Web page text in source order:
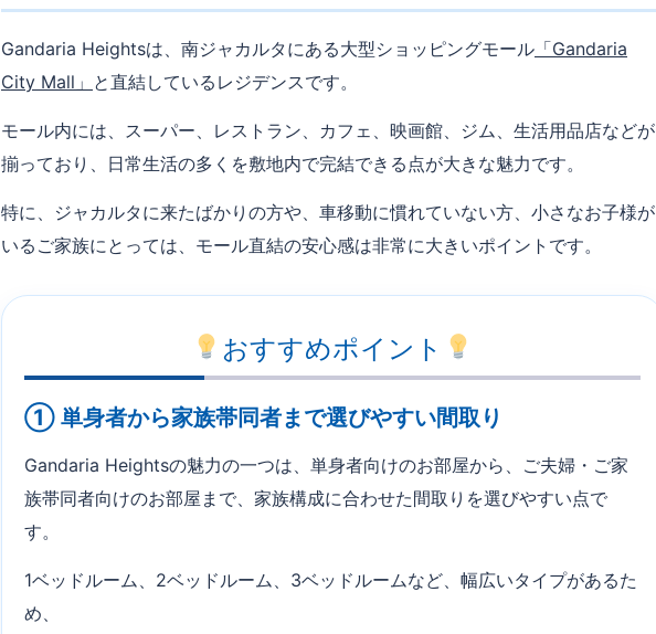
Gandaria Heightsは、南ジャカルタにある大型ショッピングモール 「Gandaria
City Mall」 と直結しているレジデンスです。
モール内には、スーパー、レストラン、カフェ、映画館、ジム、生活用品店などが
揃っており、日常生活の多くを敷地内で完結できる点が大きな魅力です。
特に、ジャカルタに来たばかりの方や、車移動に慣れていない方、小さなお子様が
いるご家族にとっては、モール直結の安心感は非常に大きいポイントです。
おすすめポイント
① 単身者から家族帯同者まで選びやすい間取り
Gandaria Heightsの魅力の一つは、単身者向けのお部屋から、ご夫婦・ご家
族帯同者向けのお部屋まで、家族構成に合わせた間取りを選びやすい点で
す。
1ベッドルーム、2ベッドルーム、3ベッドルームなど、幅広いタイプがあるた
め、